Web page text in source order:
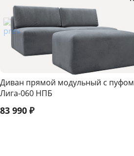
Диван прямой модульный с пуфом
Лига-060 НПБ
83 990 ₽